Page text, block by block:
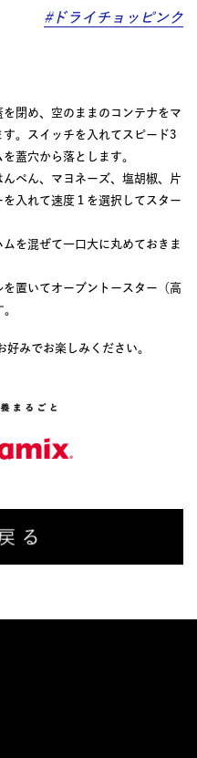
#ドライチョッピンク
閉め、空のままのコンテナをマ
。スイッチを入れてスピード3
蓋穴から落とします。
ぺん、マヨネーズ、塩胡椒、片
入れて速度１を選択してスター
を混ぜて一口大に丸めておきま
置いてオーブントースター（高
みでお楽しみください。